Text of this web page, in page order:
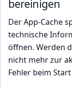
bereinigen
Der App-Cache
technische
öffnen. Werden
nicht mehr zur
Fehler beim